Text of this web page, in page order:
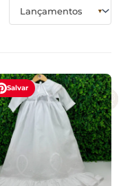
Salvar